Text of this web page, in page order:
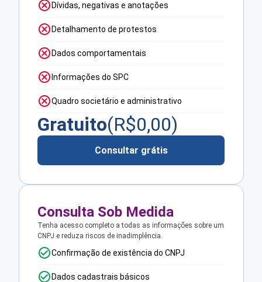
Dívidas, negativas e anotações
Detalhamento de protestos
Dados comportamentais
Informações do SPC
Quadro societário e administrativo
Gratuito(R$0,00)
Consultar grátis
Consulta Sob Medida
Tenha acesso completo a todas as informações sobre um
CNPJ e reduza riscos de inadimplência.
Confirmação de existência do CNPJ
Dados cadastrais básicos